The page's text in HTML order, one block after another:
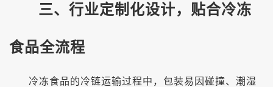
三、行业定制化设计，贴合冷冻
食品全流程
冷冻食品的冷链运输过程中，包装易因碰撞、潮湿